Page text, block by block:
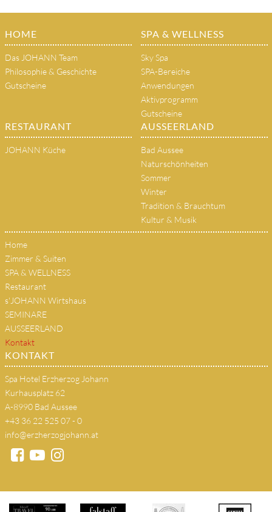
HOME
Das JOHANN Team
Philosophie & Geschichte
Gutscheine
SPA & WELLNESS
Sky Spa
SPA-Bereiche
Anwendungen
Aktivprogramm
Gutscheine
RESTAURANT
JOHANN Küche
AUSSEERLAND
Bad Aussee
Naturschönheiten
Sommer
Winter
Tradition & Brauchtum
Kultur & Musik
Home
Zimmer & Suiten
SPA & WELLNESS
Restaurant
s'JOHANN Wirtshaus
SEMINARE
AUSSEERLAND
Kontakt
KONTAKT
Spa Hotel Erzherzog Johann
Kurhausplatz 62
A-8990 Bad Aussee
+43 36 22 525 07 - 0
info@erzherzogjohann.at